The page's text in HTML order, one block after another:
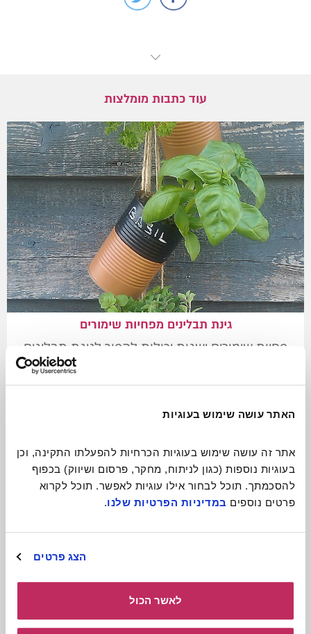
האתר עושה שימוש בעוגיות
פרטים נוספים במדיניות הפרטיות שלנו.
הצג פרטים
לאשר הכול
עוד כתבות מומלצות
גינת תבלינים מפחיות שימורים
פחיות שימורים ישנות יכולות להפוך לגינת תבלינים